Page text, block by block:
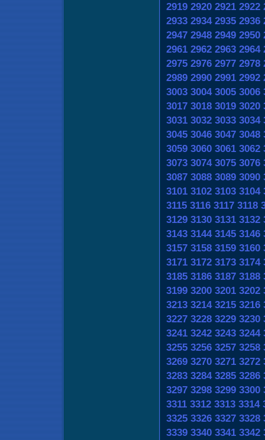
2919 2920 2921 2922
2933 2934 2935 2936
2947 2948 2949 2950
2961 2962 2963 2964
2975 2976 2977 2978
2989 2990 2991 2992
3003 3004 3005 3006
3017 3018 3019 3020
3031 3032 3033 3034
3045 3046 3047 3048
3059 3060 3061 3062
3073 3074 3075 3076
3087 3088 3089 3090
3101 3102 3103 3104
3115 3116 3117 3118
3129 3130 3131 3132
3143 3144 3145 3146
3157 3158 3159 3160
3171 3172 3173 3174
3185 3186 3187 3188
3199 3200 3201 3202
3213 3214 3215 3216
3227 3228 3229 3230
3241 3242 3243 3244
3255 3256 3257 3258
3269 3270 3271 3272
3283 3284 3285 3286
3297 3298 3299 3300
3311 3312 3313 3314
3325 3326 3327 3328
3339 3340 3341 3342